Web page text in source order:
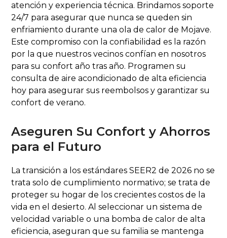
atención y experiencia técnica. Brindamos soporte
24/7 para asegurar que nunca se queden sin
enfriamiento durante una ola de calor de Mojave.
Este compromiso con la confiabilidad es la razón
por la que nuestros vecinos confían en nosotros
para su confort año tras año. Programen su
consulta de aire acondicionado de alta eficiencia
hoy para asegurar sus reembolsos y garantizar su
confort de verano.
Aseguren Su Confort y Ahorros
para el Futuro
La transición a los estándares SEER2 de 2026 no se
trata solo de cumplimiento normativo; se trata de
proteger su hogar de los crecientes costos de la
vida en el desierto. Al seleccionar un sistema de
velocidad variable o una bomba de calor de alta
eficiencia, aseguran que su familia se mantenga